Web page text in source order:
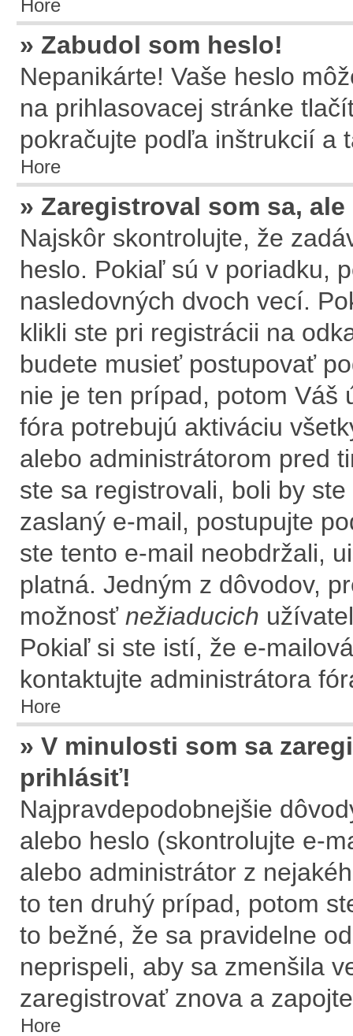
Hore
» Zabudol som heslo!
Nepanikárte! Vaše heslo
na prihlasovacej stránke
pokračujte podľa inštrukcií a
Hore
» Zaregistroval som sa,
Najskôr skontrolujte, že
heslo. Pokiaľ sú v poriadku,
nasledovných dvoch vecí.
klikli ste pri registrácii na
budete musieť postupovať
nie je ten prípad, potom Váš
fóra potrebujú aktiváciu
alebo administrátorom pred
ste sa registrovali, boli by
zaslaný e-mail, postupujte
ste tento e-mail neobdržali,
platná. Jedným z dôvodov,
možnosť nežiaducich
Pokiaľ si ste istí, že e-
kontaktujte administrátora
Hore
» V minulosti som sa
prihlásiť!
Najpravdepodobnejšie
alebo heslo (skontrolujte e-
alebo administrátor z
to ten druhý prípad, potom
to bežné, že sa pravidelne
neprispeli, aby sa zmenšila
zaregistrovať znova a
Hore